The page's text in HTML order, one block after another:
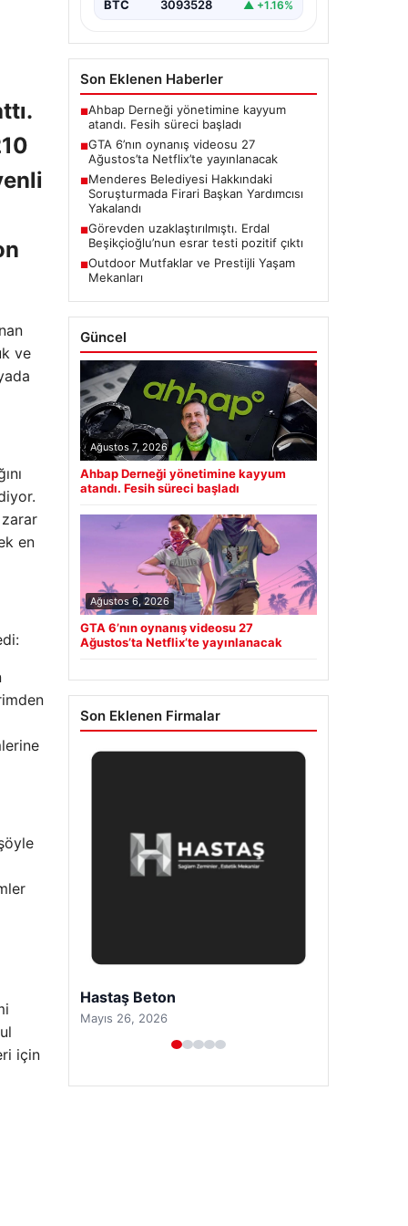
ve
en
için
BTC 3093528 ▲ +1.16%
Son Eklenen Haberler
■Ahbap Derneği yönetimine kayyum
atandı. Fesih süreci başladı
■GTA 6’nın oynanış videosu 27
Ağustos’ta Netflix’te yayınlanacak
■Menderes Belediyesi Hakkındaki
Soruşturmada Firari Başkan Yardımcısı
Yakalandı
■Görevden uzaklaştırılmıştı. Erdal
Beşikçioğlu’nun esrar testi pozitif çıktı
■Outdoor Mutfaklar ve Prestijli Yaşam
Mekanları
Güncel
Ağustos 7, 2026
Ahbap Derneği yönetimine kayyum
atandı. Fesih süreci başladı
Ağustos 6, 2026
GTA 6’nın oynanış videosu 27
Ağustos’ta Netflix’te yayınlanacak
Son Eklenen Firmalar
Enes Kaplan Avukatlık Bürosu
Nisan 28, 2026